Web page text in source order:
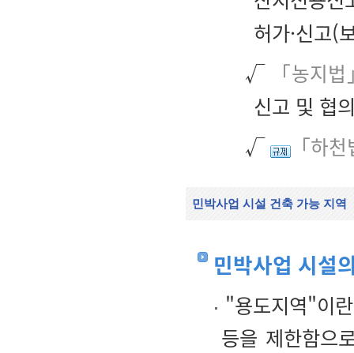
허가·신고(
√
「농지
신고 및 협
√
「하
민박사업 시설 건축 가능 지역
민박사업 시설
"용도지역"이
등을 제한함으